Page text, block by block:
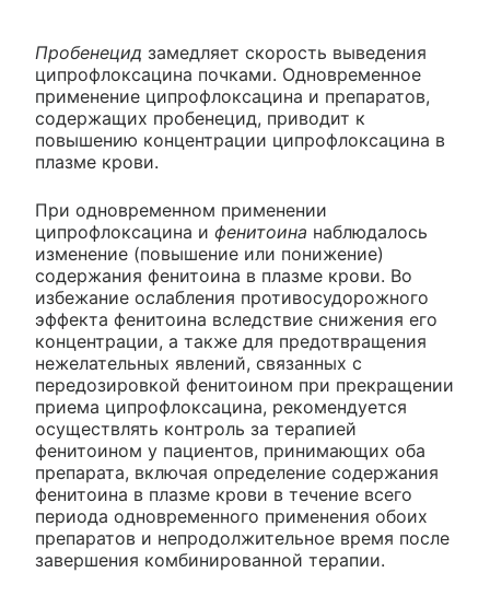
Пробенецид замедляет скорость выведения
ципрофлоксацина почками. Одновременное
применение ципрофлоксацина и препаратов,
содержащих пробенецид, приводит к
повышению концентрации ципрофлоксацина в
плазме крови.
При одновременном применении
ципрофлоксацина и фенитоина наблюдалось
изменение (повышение или понижение)
содержания фенитоина в плазме крови. Во
избежание ослабления противосудорожного
эффекта фенитоина вследствие снижения его
концентрации, а также для предотвращения
нежелательных явлений, связанных с
передозировкой фенитоином при прекращении
приема ципрофлоксацина, рекомендуется
осуществлять контроль за терапией
фенитоином у пациентов, принимающих оба
препарата, включая определение содержания
фенитоина в плазме крови в течение всего
периода одновременного применения обоих
препаратов и непродолжительное время после
завершения комбинированной терапии.